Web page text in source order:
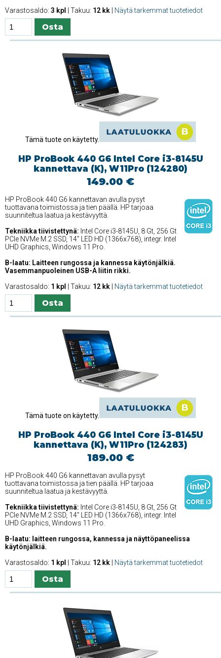
Varastosaldo: 3 kpl | Takuu: 12 kk Näytä tarkemmat tuotetiedot
Tämä tuote on käytetty.
HP ProBook 440 G6 Intel Core i3-8145U
kannettava (K), W11Pro (124280)
149.00 €
HP ProBook 440 G6 kannettavan avulla pysyt
tuottavana toimistossa ja tien päällä. HP tarjoaa
suunniteltua laatua ja kestävyyttä.
Tekniikka tiivistettynä: Intel Core i3-8145U, 8 Gt, 256 Gt
PCIe NVMe M.2 SSD, 14'' LED HD (1366x768), integr. Intel
UHD Graphics, Windows 11 Pro.
B-laatu: Laitteen rungossa ja kannessa käytönjälkiä.
Vasemmanpuoleinen USB-A liitin rikki.
Varastosaldo: 1 kpl | Takuu: 12 kk Näytä tarkemmat tuotetiedot
Tämä tuote on käytetty.
HP ProBook 440 G6 Intel Core i3-8145U
kannettava (K), W11Pro (124283)
189.00 €
HP ProBook 440 G6 kannettavan avulla pysyt
tuottavana toimistossa ja tien päällä. HP tarjoaa
suunniteltua laatua ja kestävyyttä.
Tekniikka tiivistettynä: Intel Core i3-8145U, 8 Gt, 256 Gt
PCIe NVMe M.2 SSD, 14'' LED HD (1366x768), integr. Intel
UHD Graphics, Windows 11 Pro.
B-laatu: laitteen rungossa, kannessa ja näyttöpaneelissa
käytönjälkiä.
Varastosaldo: 1 kpl | Takuu: 12 kk Näytä tarkemmat tuotetiedot